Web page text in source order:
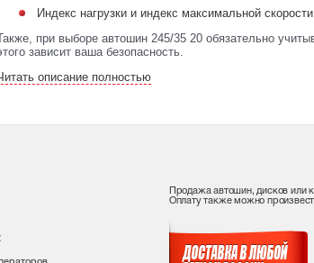
Индекс нагрузки и индекс максимальной
при выборе автошин 245/35 20 обязательно
зависит ваша безопасность.
описание полностью
Продажа автошин, дисков или
Оплату также можно